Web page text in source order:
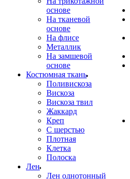
основе
На тканевой
основе
На флисе
Металлик
На замшевой
основе
Костюмная ткань
Поливискоза
Вискоза
Вискоза твил
Жаккард
Креп
С шерстью
Плотная
Клетка
Полоска
Лен
Лен однотонный